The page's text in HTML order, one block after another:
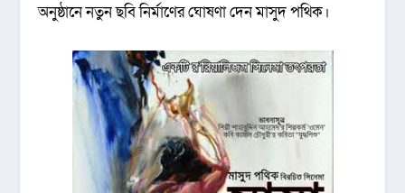
অনুষ্ঠানে নতুন ছবি নির্মাণের ঘোষণা দেন মাসুদ পথিক।